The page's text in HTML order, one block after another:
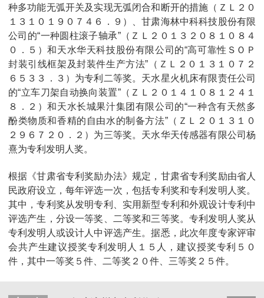
种多功能无弧开关及实现无弧闭合和断开的措施（ＺＬ２０
１３１０１９０７４６．９）、甘肃海林中科科技股份有限
公司的“一种圆柱滚子轴承”（ＺＬ２０１３２０８１０８４
０．５）和天水华天科技股份有限公司的“高可靠性ＳＯＰ
封装引线框架及封装件生产方法”（ＺＬ２０１３１０７２
６５３３．３）为专利二等奖。天水星火机床有限责任公司
的“立车刀架自动换向装置”（ＺＬ２０１４１０８１２４１
８．２）和天水长城果汁集团有限公司的“一种含有天然多
酚类物质和香精的自由水的制备方法”（ＺＬ２０１３１０
２９６７２０．２）为三等奖。天水华天传感器有限公司杨
熹为专利发明人奖。
根据《甘肃省专利奖励办法》规定，甘肃省专利奖励由省人
民政府设立，每年评选一次，包括专利奖和专利发明人奖。
其中，专利奖从发明专利、实用新型专利和外观设计专利中
评选产生，分设一等奖、二等奖和三等奖。专利发明人奖从
专利发明人或设计人中评选产生。据悉，此次年度专家评审
会共产生建议授奖专利发明人１５人，建议授奖专利５０
件，其中一等奖５件、二等奖２０件、三等奖２５件。